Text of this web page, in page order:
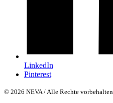
LinkedIn
Pinterest
© 2026 NEVA / Alle Rechte vorbehalten